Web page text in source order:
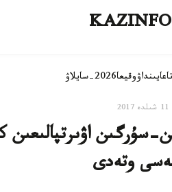
تاعايىنداۋوقيعا2026-سايلاۋ
سۇرگىن
وتەدى